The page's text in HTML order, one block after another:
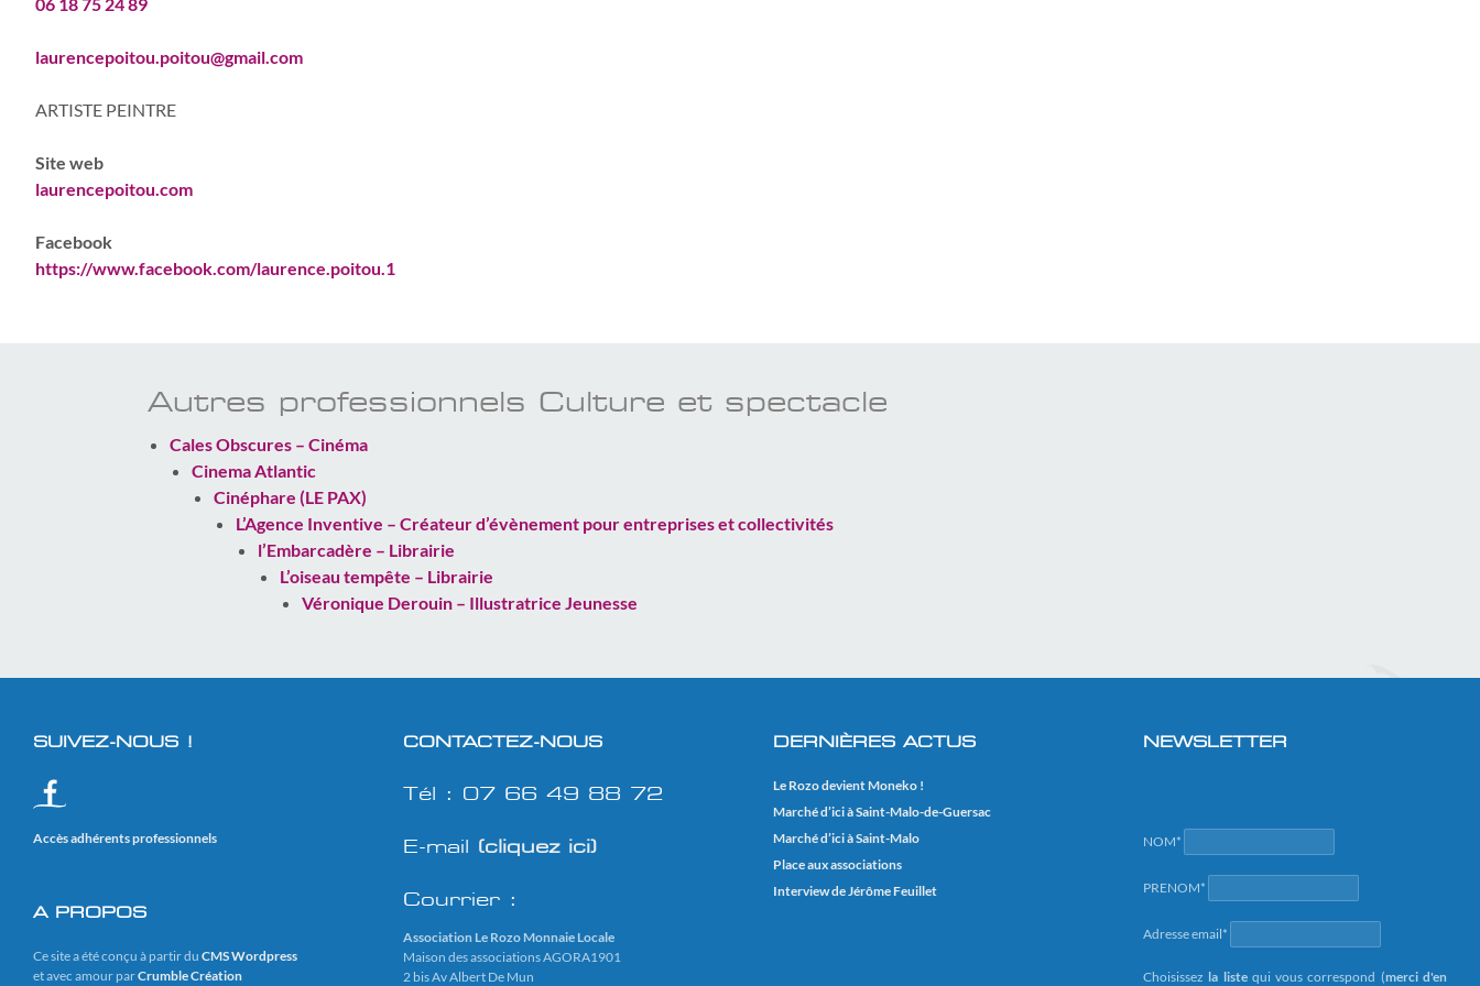
laurencepoitou.poitou@gmail.com
ARTISTE PEINTRE
Site web
laurencepoitou.com
Facebook
https://www.facebook.com/laurence.poitou.1
Autres professionnels Culture et spectacle
Cales Obscures – Cinéma
Cinema Atlantic
Cinéphare (LE PAX)
L’Agence Inventive – Créateur d’évènement pour entreprises et collectivités
l’Embarcadère – Librairie
L’oiseau tempête – Librairie
Véronique Derouin – Illustratrice Jeunesse
SUIVEZ-NOUS !
Accès adhérents professionnels
CONTACTEZ-NOUS
Tél : 07 66 49 88 72
E-mail (cliquez ici)
Courrier :
Association Le Rozo Monnaie Locale
Maison des associations AGORA1901
2 bis Av Albert De Mun
DERNIÈRES ACTUS
Le Rozo devient Moneko !
Marché d’ici à Saint-Malo-de-Guersac
Marché d’ici à Saint-Malo
Place aux associations
Interview de Jérôme Feuillet
NEWSLETTER
NOM*
PRENOM*
Adresse email*
Choisissez la listequi vous correspond (merci d'en
A PROPOS
Ce site a été conçu à partir du CMS Wordpress
et avec amour parCrumble Création